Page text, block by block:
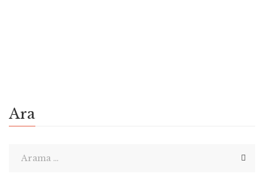
Ara